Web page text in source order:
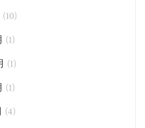
(10)
(1)
(1)
(1)
(4)